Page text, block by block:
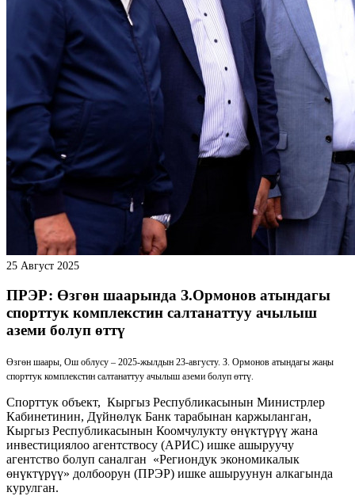
25 Август 2025
ПРЭР: Өзгөн шаарында З.Ормонов атындагы
спорттук комплекстин салтанаттуу ачылыш
аземи болуп өттү
Өзгөн шаары, Ош облусу – 2025-жылдын 23-августу. З. Ормонов атындагы жаңы
спорттук комплекстин салтанаттуу ачылыш аземи болуп өттү.
Спорттук объект, Кыргыз Республикасынын Министрлер
Кабинетинин, Дүйнөлүк Банк тарабынан каржыланган,
Кыргыз Республикасынын Коомчулукту өнүктүрүү жана
инвестициялоо агентствосу (АРИС) ишке ашыруучу
агентство болуп саналган «Региондук экономикалык
өнүктүрүү» долбоорун (ПРЭР) ишке ашыруунун алкагында
курулган.